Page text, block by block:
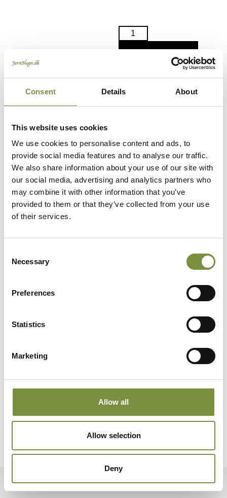
Consent Details About
This website uses cookies
We use cookies to personalise content and ads, to
provide social media features and to analyse our traffic.
We also share information about your use of our site with
our social media, advertising and analytics partners who
may combine it with other information that you’ve
provided to them or that they’ve collected from your use
of their services.
Selection
Necessary
Preferences
Statistics
Marketing
Allow all
Allow selection
Deny
Danhegn.dk
Du kunne også være
3.300kr. – 5.100kr. 10.500kr. –
Vælg muligheder
Jernhegn.dk